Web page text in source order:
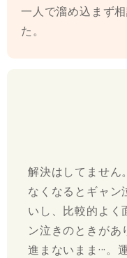
一人で溜め込まず
た。
解決はしてません
なくなるとギャン
いし、比較的よく
ン泣きのときがあ
進まないまま···